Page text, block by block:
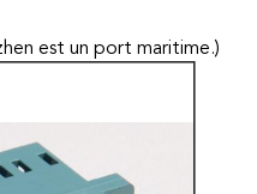
est un port maritime.)